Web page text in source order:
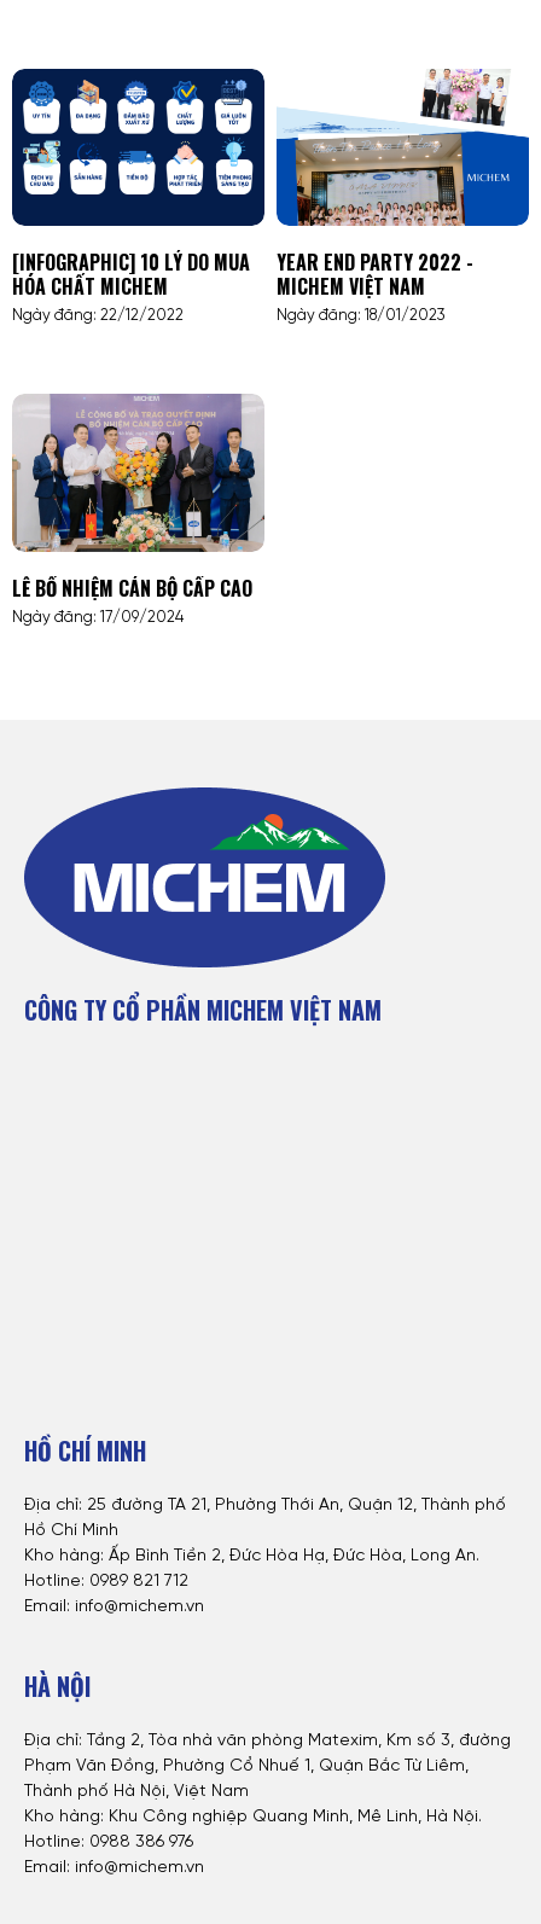
[INFOGRAPHIC] 10 LÝ DO MUA
HÓA CHẤT MICHEM
Ngày đăng: 22/12/2022
YEAR END PARTY 2022 -
MICHEM VIỆT NAM
Ngày đăng: 18/01/2023
LỄ BỔ NHIỆM CÁN BỘ CẤP CAO
Ngày đăng: 17/09/2024
CÔNG TY CỔ PHẦN MICHEM VIỆT NAM
HỒ CHÍ MINH
Địa chỉ: 25 đường TA 21, Phường Thới An, Quận 12, Thành phố
Hồ Chí Minh
Kho hàng: Ấp Bình Tiền 2, Đức Hòa Hạ, Đức Hòa, Long An.
Hotline: 0989 821 712
Email: info@michem.vn
HÀ NỘI
Địa chỉ: Tầng 2, Tòa nhà văn phòng Matexim, Km số 3, đường
Phạm Văn Đồng, Phường Cổ Nhuế 1, Quận Bắc Từ Liêm,
Thành phố Hà Nội, Việt Nam
Kho hàng: Khu Công nghiệp Quang Minh, Mê Linh, Hà Nội.
Hotline: 0988 386 976
Email: info@michem.vn